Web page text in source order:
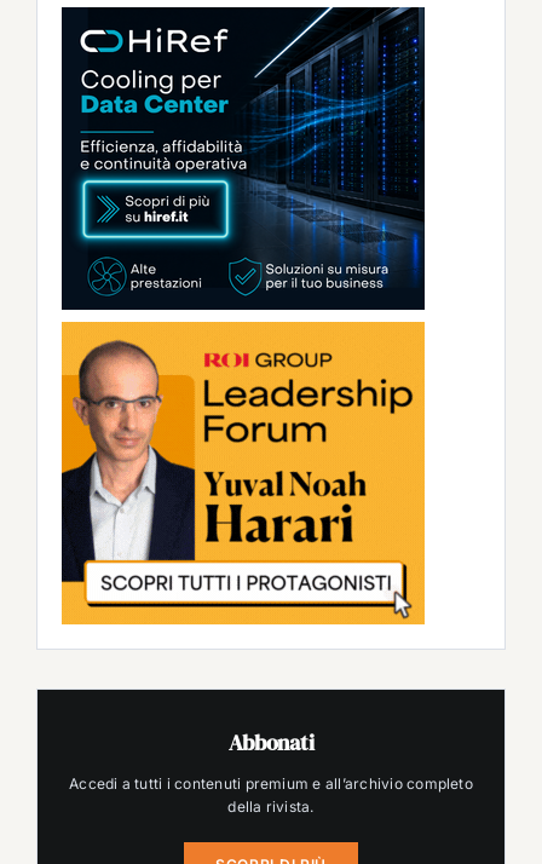
Abbonati
Accedi a tutti i contenuti premium e all’archivio completo
della rivista.